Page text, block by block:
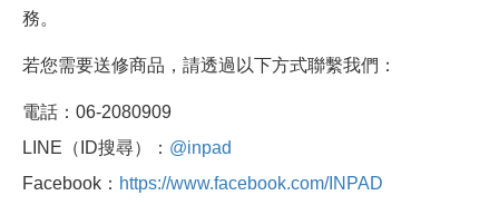
務。
若您需要送修商品，請透過以下方式聯繫我們：
電話：06-2080909
LINE（ID搜尋）： @inpad
Facebook： https://www.facebook.com/INPAD